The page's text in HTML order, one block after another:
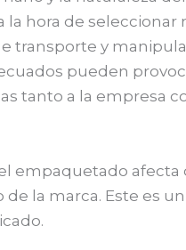
la hora de seleccionar
transporte y
pueden
tanto a la empresa
empaquetado afecta
la marca. Este es